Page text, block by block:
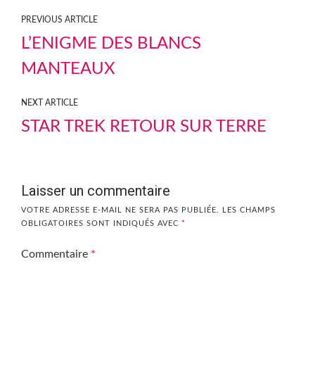
PREVIOUS ARTICLE
L’ENIGME DES BLANCS
MANTEAUX
NEXT ARTICLE
STAR TREK RETOUR SUR TERRE
Laisser un commentaire
VOTRE ADRESSE E-MAIL NE SERA PAS PUBLIÉE.
LES CHAMPS
OBLIGATOIRES SONT INDIQUÉS AVEC *
Commentaire *